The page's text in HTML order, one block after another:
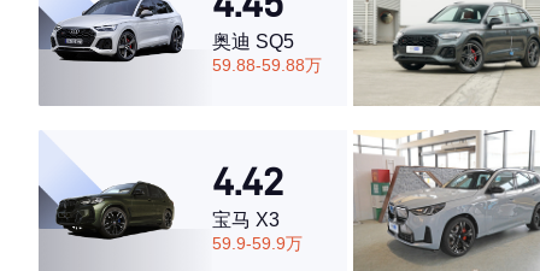
奥迪 SQ5
59.88-59.88万
4.42
宝马 X3
59.9-59.9万